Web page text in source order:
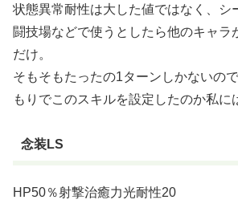
状態異常耐性は大した値ではなく、シ
闘技場などで使うとしたら他のキャラ
だけ。
そもそもたったの1ターンしかないの
もりでこのスキルを設定したのか私に
念装LS
HP50％射撃治癒力光耐性20